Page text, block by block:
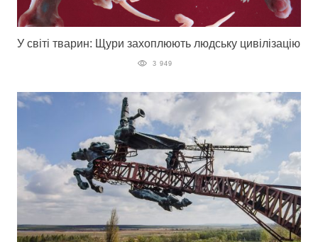
У світі тварин: Щури захоплюють людську цивілізацію
3 949